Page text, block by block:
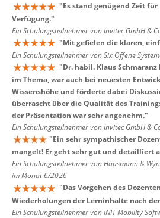
"Es stand genügend Zeit
Verfügung."
Ein Schulungsteilnehmer von Invitec GmbH &
"Mit gefielen die klaren,
Ein Schulungsteilnehmer von Six Offene
"Dr. habil. Klaus
im Thema, war auch bei neuesten
Wissenshöhe und förderte dabei
überrascht über die Qualität des
der Präsentation war sehr angenehm."
Ein Schulungsteilnehmer von Invitec GmbH &
"Ein sehr sympathischer
mangelt! Er geht sehr gut und detailliert
Ein Schulungsteilnehmer von Hausmann &
im Monat 6/2026
"Das Vorgehen des
Wiederholungen der Lerninhalte nach
Ein Schulungsteilnehmer von INIT Mobility